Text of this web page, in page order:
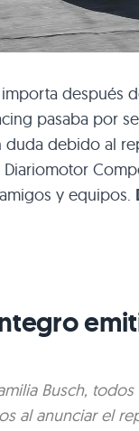
después
pasaba por
duda debido al
y equipos.
Busch,
al anunciar el